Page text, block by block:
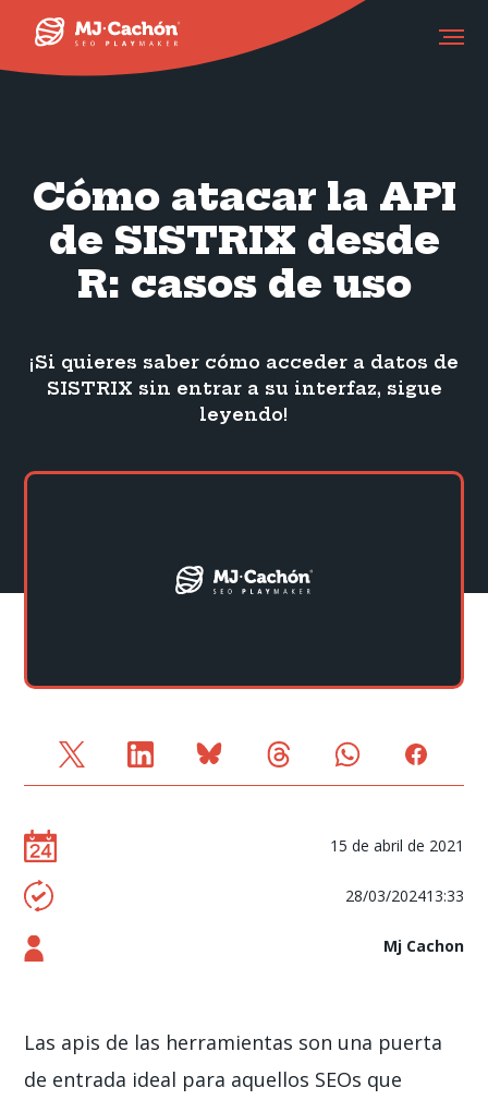
Cómo atacar la API
de SISTRIX desde
R: casos de uso
¡Si quieres saber cómo acceder a datos de
SISTRIX sin entrar a su interfaz, sigue
leyendo!
15 de abril de 2021
28/03/202413:33
Mj Cachon
Las apis de las herramientas son una puerta
de entrada ideal para aquellos SEOs que